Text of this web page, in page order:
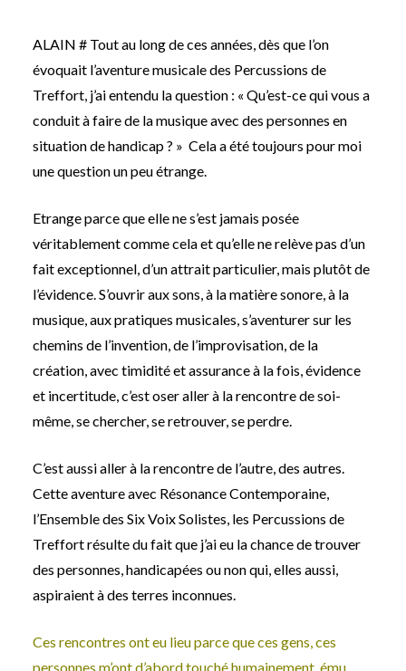
ALAIN # Tout au long de ces années, dès que l’on
évoquait l’aventure musicale des Percussions de
Treffort, j’ai entendu la question : « Qu’est-ce qui vous a
conduit à faire de la musique avec des personnes en
situation de handicap ? » Cela a été toujours pour moi
une question un peu étrange.
Etrange parce que elle ne s’est jamais posée
véritablement comme cela et qu’elle ne relève pas d’un
fait exceptionnel, d’un attrait particulier, mais plutôt de
l’évidence. S’ouvrir aux sons, à la matière sonore, à la
musique, aux pratiques musicales, s’aventurer sur les
chemins de l’invention, de l’improvisation, de la
création, avec timidité et assurance à la fois, évidence
et incertitude, c’est oser aller à la rencontre de soi-
même, se chercher, se retrouver, se perdre.
C’est aussi aller à la rencontre de l’autre, des autres.
Cette aventure avec Résonance Contemporaine,
l’Ensemble des Six Voix Solistes, les Percussions de
Treffort résulte du fait que j’ai eu la chance de trouver
des personnes, handicapées ou non qui, elles aussi,
aspiraient à des terres inconnues.
Ces rencontres ont eu lieu parce que ces gens, ces
personnes m’ont d’abord touché humainement, ému,